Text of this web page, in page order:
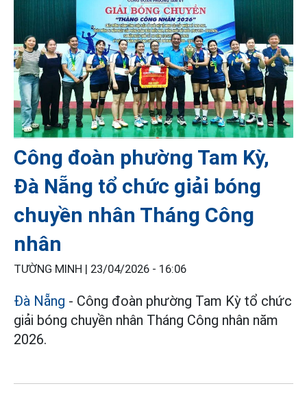
Công đoàn phường Tam Kỳ,
Đà Nẵng tổ chức giải bóng
chuyền nhân Tháng Công
nhân
TƯỜNG MINH | 23/04/2026 - 16:06
Đà Nẵng - Công đoàn phường Tam Kỳ tổ chức
giải bóng chuyền nhân Tháng Công nhân năm
2026.